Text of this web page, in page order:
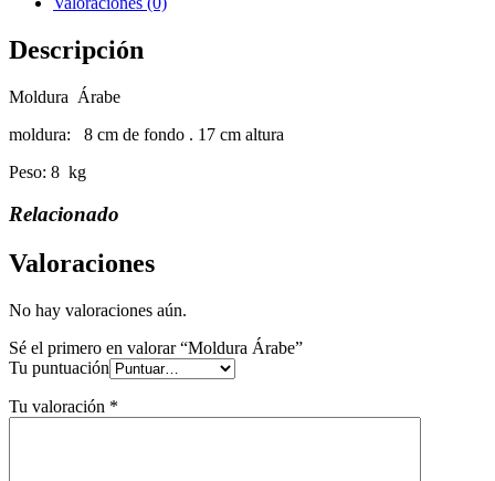
Descripción
Moldura Árabe
moldura: 8 cm de fondo . 17 cm altura
Peso: 8 kg
Relacionado
Valoraciones
No hay valoraciones aún.
Sé el primero en valorar “Moldura Árabe”
Tu puntuación
Tu valoración *